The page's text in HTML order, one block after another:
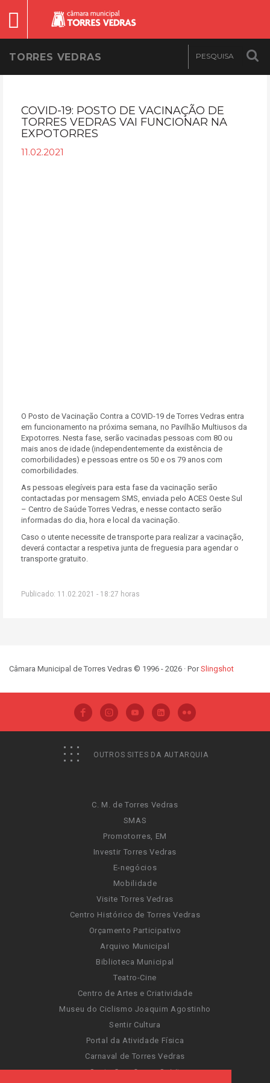
TORRES VEDRAS
COVID-19: POSTO DE VACINAÇÃO DE
TORRES VEDRAS VAI FUNCIONAR NA
EXPOTORRES
11.02.2021
O Posto de Vacinação Contra a COVID-19 de Torres Vedras entra
em funcionamento na próxima semana, no Pavilhão Multiusos da
Expotorres. Nesta fase, serão vacinadas pessoas com 80 ou
mais anos de idade (independentemente da existência de
comorbilidades) e pessoas entre os 50 e os 79 anos com
comorbilidades.
As pessoas elegíveis para esta fase da vacinação serão
contactadas por mensagem SMS, enviada pelo ACES Oeste Sul
– Centro de Saúde Torres Vedras, e nesse contacto serão
informadas do dia, hora e local da vacinação.
Caso o utente necessite de transporte para realizar a vacinação,
deverá contactar a respetiva junta de freguesia para agendar o
transporte gratuito.
Publicado: 11.02.2021 - 18:27 horas
Câmara Municipal de Torres Vedras © 1996 - 2026 · PorSlingshot
OUTROS SITES DA AUTARQUIA
C. M. de Torres Vedras
SMAS
Promotorres, EM
Investir Torres Vedras
E-negócios
Mobilidade
Visite Torres Vedras
Centro Histórico de Torres Vedras
Orçamento Participativo
Arquivo Municipal
Biblioteca Municipal
Teatro-Cine
Centro de Artes e Criatividade
Museu do Ciclismo Joaquim Agostinho
Sentir Cultura
Portal da Atividade Física
Carnaval de Torres Vedras
Santa Cruz Ocean Spirit